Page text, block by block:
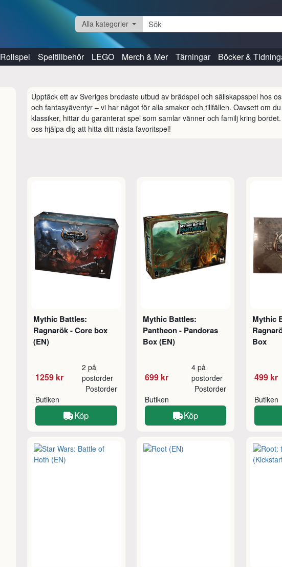
Alla kategorier
Rollspel Speltillbehör LEGO Merch & Mer Tärningar Böcker &
Upptäck ett av Sveriges bredaste utbud av brädspel och sällskapsspel hos
och fantasyäventyr – vi har något för alla smaker och tillfällen. Oavsett om
klassiker, hittar du garanterat spel som samlar vänner och familj kring
oss hjälpa dig att hitta ditt nästa favoritspel!
Mythic Battles:
Ragnarök - Core box
(EN)
1259 kr
2 på
postorder
Butiken
Postorder
Köp
Mythic Battles:
Pantheon - Pandoras
Box (EN)
699 kr
4 på
postorder
Butiken
Postorder
Köp
Mythic
Box
499 kr
Butiken